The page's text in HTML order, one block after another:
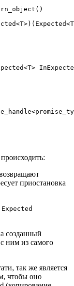
приостановка
Expected
созданный
ним из самого
так же является
чтобы оно